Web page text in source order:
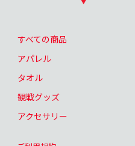
すべての商品
アパレル
タオル
観戦グッズ
アクセサリー